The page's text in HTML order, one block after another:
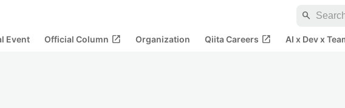
search
Event Official Column open_in_new Organization Qiita Careers open_in_new AI x Dev x